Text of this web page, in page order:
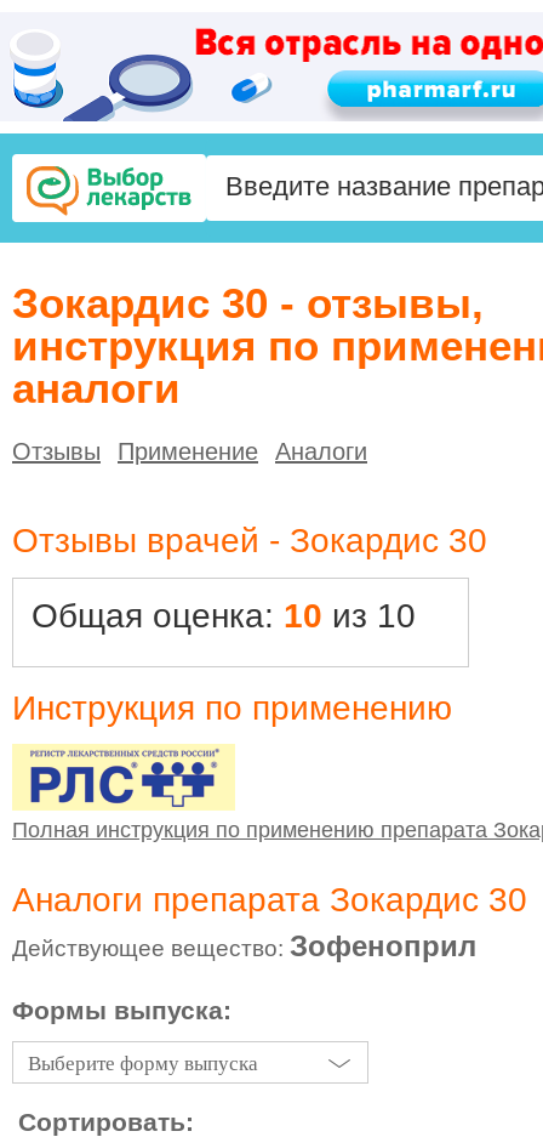
Зокардис 30 - отзывы,
инструкция по
аналоги
Отзывы Применение Аналоги
Отзывы врачей - Зокардис 30
Общая оценка: 10 из 10
Инструкция по применению
Полная инструкция по применению препарата
Аналоги препарата Зокардис 30
Действующее вещество: Зофеноприл
Формы выпуска:
Выберите форму выпуска
Сортировать: